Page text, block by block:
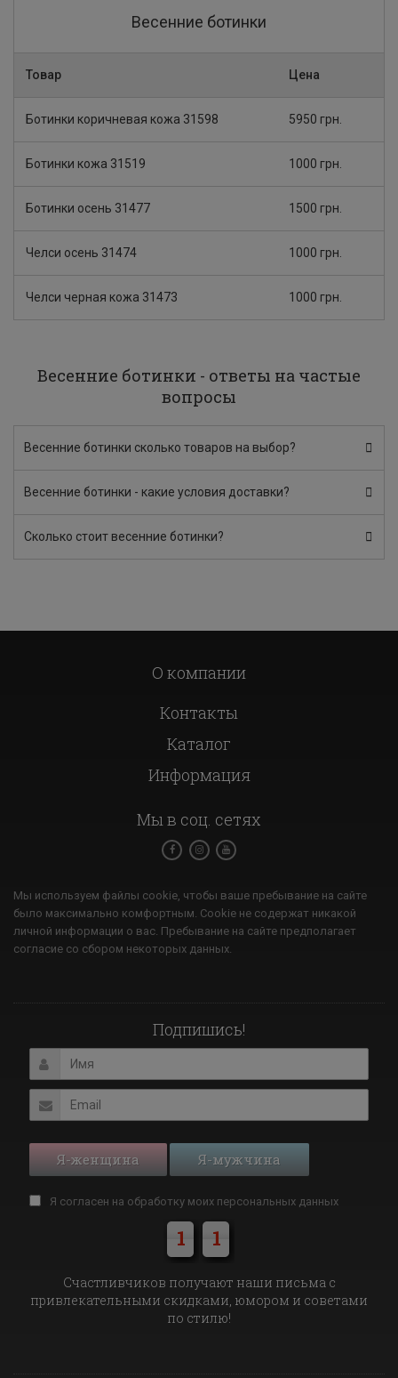
Весенние ботинки
Товар Цена
Ботинки коричневая кожа 31598 5950 грн.
Ботинки кожа 31519 1000 грн.
Ботинки осень 31477 1500 грн.
Челси осень 31474 1000 грн.
Челси черная кожа 31473 1000 грн.
Весенние ботинки - ответы на частые
вопросы
Весенние ботинки сколько товаров на выбор?
Весенние ботинки - какие условия доставки?
Сколько стоит весенние ботинки?
О компании
Контакты
Каталог
Информация
Мы в соц. сетях
Мы используем файлы cookie, чтобы ваше пребывание на сайте
было максимально комфортным. Cookie не содержат никакой
личной информации о вас. Пребывание на сайте предполагает
согласие со сбором некоторых данных.
Подпишись!
Я-женщина Я-мужчина
Я согласен на обработку моих персональных данных
1 1
Cчастливчиков получают наши письма с
привлекательными скидками, юмором и советами
по стилю!